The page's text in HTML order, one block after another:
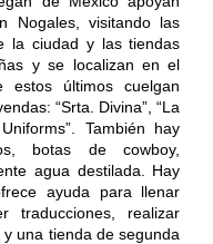
Nogales, visitando las
la ciudad y las tiendas
y se localizan en el
últimos cuelgan
“Srta. Divina”, “La
También hay
botas de cowboy,
agua destilada. Hay
ayuda para llenar
traducciones, realizar
una tienda de segunda